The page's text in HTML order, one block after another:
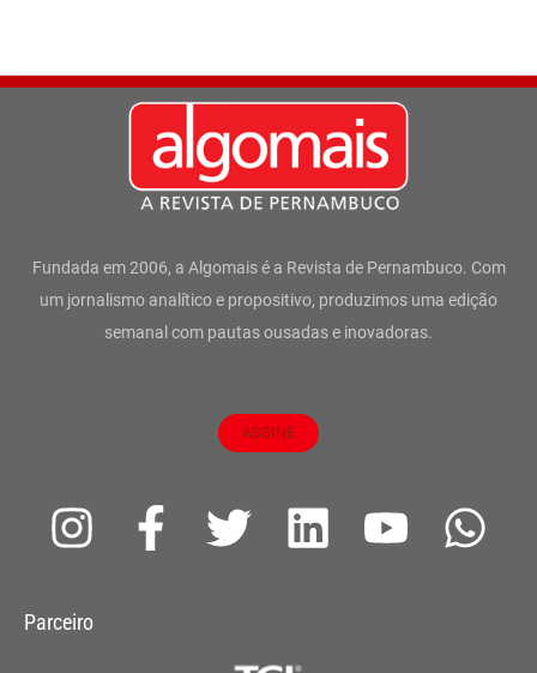
Fundada em 2006, a Algomais é a Revista de Pernambuco. Com
um jornalismo analítico e propositivo, produzimos uma edição
semanal com pautas ousadas e inovadoras.
ASSINE
I
s
F
a
T
t
L
Y
W
Parceiro